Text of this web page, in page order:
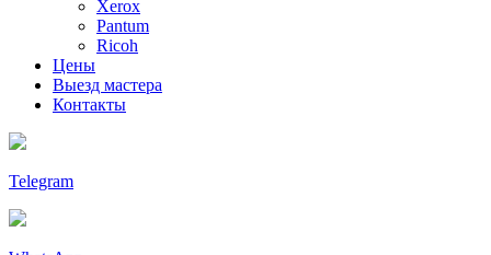
Xerox
Pantum
Ricoh
Цены
Выезд мастера
Контакты
Telegram